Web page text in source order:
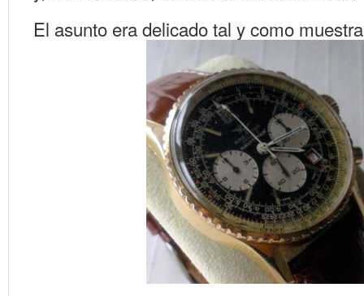
El asunto era delicado tal y como